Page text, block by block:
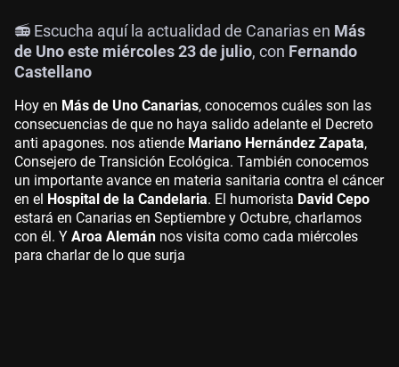
📻 Escucha aquí la actualidad de Canarias en Más
de Uno este miércoles 23 de julio, con Fernando
Castellano
Hoy en Más de Uno Canarias, conocemos cuáles son las
consecuencias de que no haya salido adelante el Decreto
anti apagones. nos atiende Mariano Hernández Zapata,
Consejero de Transición Ecológica. También conocemos
un importante avance en materia sanitaria contra el cáncer
en el Hospital de la Candelaria. El humorista David Cepo
estará en Canarias en Septiembre y Octubre, charlamos
con él. Y Aroa Alemán nos visita como cada miércoles
para charlar de lo que surja